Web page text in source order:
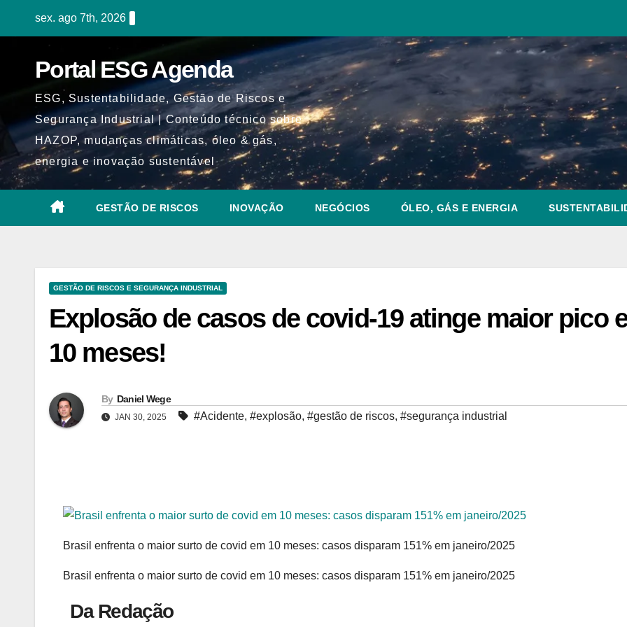
sex. ago 7th, 2026
Portal ESG Agenda
ESG, Sustentabilidade, Gestão de Riscos e
Segurança Industrial | Conteúdo técnico sobre
HAZOP, mudanças climáticas, óleo & gás,
energia e inovação sustentável
GESTÃO DE RISCOS INOVAÇÃO NEGÓCIOS ÓLEO, GÁS E ENERGIA
GESTÃO DE RISCOS E SEGURANÇA INDUSTRIAL
Explosão de casos de covid-19 atinge maior pico
10 meses!
By Daniel Wege
JAN 30, 2025 #Acidente, #explosão, #gestão de riscos, #segurança industrial
Brasil enfrenta o maior surto de covid em 10 meses: casos disparam 151% em janeiro/2025
Brasil enfrenta o maior surto de covid em 10 meses: casos disparam 151% em janeiro/2025
Da Redação